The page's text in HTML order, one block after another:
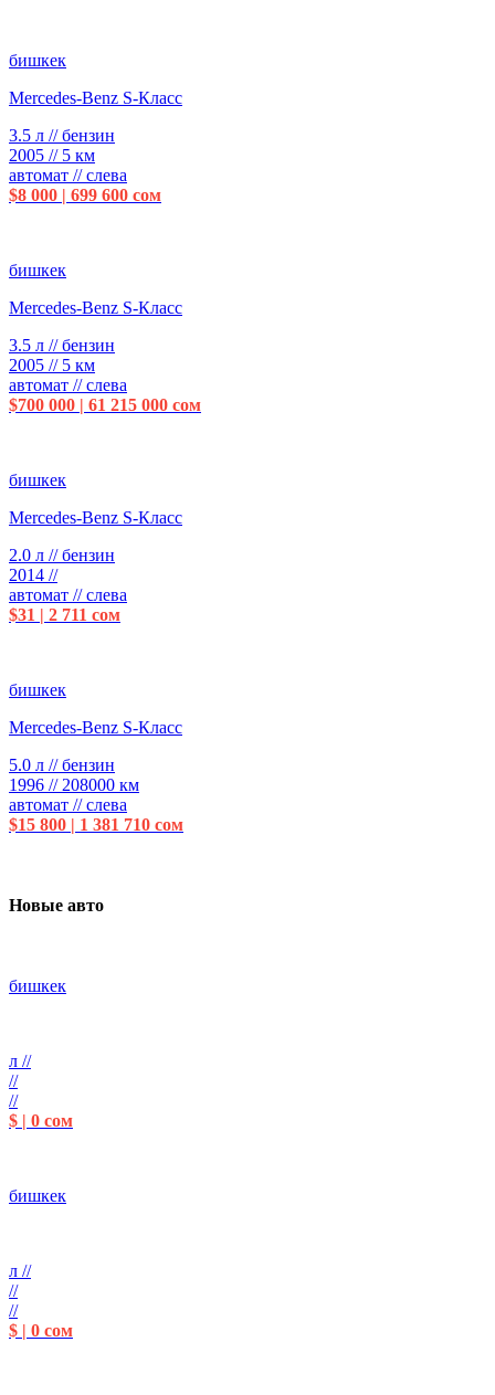
бишкек
Mercedes-Benz S-Класс
3.5 л // бензин
2005 // 5 км
автомат // слева
$8 000 | 699 600 сом
бишкек
Mercedes-Benz S-Класс
3.5 л // бензин
2005 // 5 км
автомат // слева
$700 000 | 61 215 000 сом
бишкек
Mercedes-Benz S-Класс
2.0 л // бензин
2014 //
автомат // слева
$31 | 2 711 сом
бишкек
Mercedes-Benz S-Класс
5.0 л // бензин
1996 // 208000 км
автомат // слева
$15 800 | 1 381 710 сом
Новые авто
бишкек
л //
//
//
$ | 0 сом
бишкек
л //
//
//
$ | 0 сом